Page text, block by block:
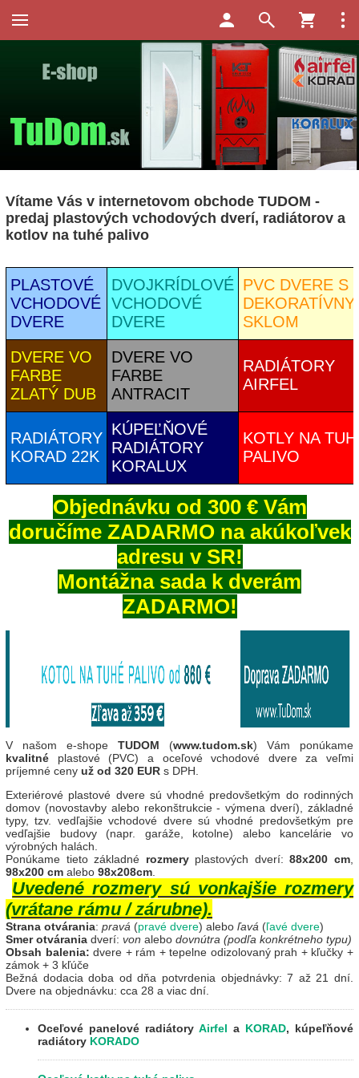
Vítame Vás v internetovom obchode TUDOM -
predaj plastových vchodových dverí, radiátorov a
kotlov na tuhé palivo
PLASTOVÉ
VCHODOVÉ
DVERE
DVOJKRÍDLOVÉ
VCHODOVÉ
DVERE
PVC DVERE S
SKLOM
DVERE VO
FARBE
ZLATÝ DUB
DVERE VO
FARBE
ANTRACIT
RADIÁTORY
AIRFEL
RADIÁTORY
KORAD 22K
KÚPEĽŇOVÉ
RADIÁTORY
KORALUX
KOTLY NA
PALIVO
Objednávku od 300 € Vám
doručíme ZADARMO na akúkoľvek
adresu v SR!
Montážna sada k dverám
ZADARMO!
V našom e-shope TUDOM (www.tudom.sk) Vám ponúkame
kvalitné plastové (PVC) a oceľové vchodové dvere za veľmi
príjemné ceny už od 320 EUR s DPH.
Exteriérové plastové dvere sú vhodné predovšetkým do rodinných
domov (novostavby alebo rekonštrukcie - výmena dverí), základné
typy, tzv. vedľajšie vchodové dvere sú vhodné predovšetkým pre
vedľajšie budovy (napr. garáže, kotolne) alebo kancelárie vo
výrobných halách.
Ponúkame tieto základné rozmeryplastových dverí:88x200 cm
98x200 cm alebo 98x208cm
Uvedené rozmery sú vonkajšie rozmery
(vrátane rámu / zárubne).
Strana otvárania: pravá (pravé dvere) alebo ľavá (ľavé dvere)
Smer otvárania dverí: von alebo dovnútra (podľa konkrétneho typu)
Obsah balenia: dvere + rám + tepelne odizolovaný prah + kľučky +
zámok + 3 kľúče
Bežná dodacia doba od dňa potvrdenia objednávky: 7 až 21 dní.
Dvere na objednávku: cca 28 a viac dní.
Oceľové panelové radiátory Airfel a KORAD, kúpeľňové
radiátory KORADO